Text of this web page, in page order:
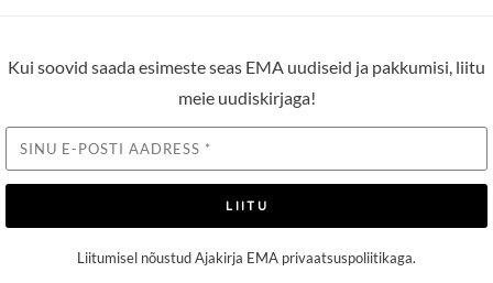
Kui soovid saada esimeste seas EMA uudiseid ja pakkumisi, liitu
meie uudiskirjaga!
LIITU
Liitumisel nõustud Ajakirja EMA privaatsuspoliitikaga.